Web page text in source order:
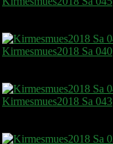
Kirmesmues2018 Sa 040
Kirmesmues2018 Sa 043